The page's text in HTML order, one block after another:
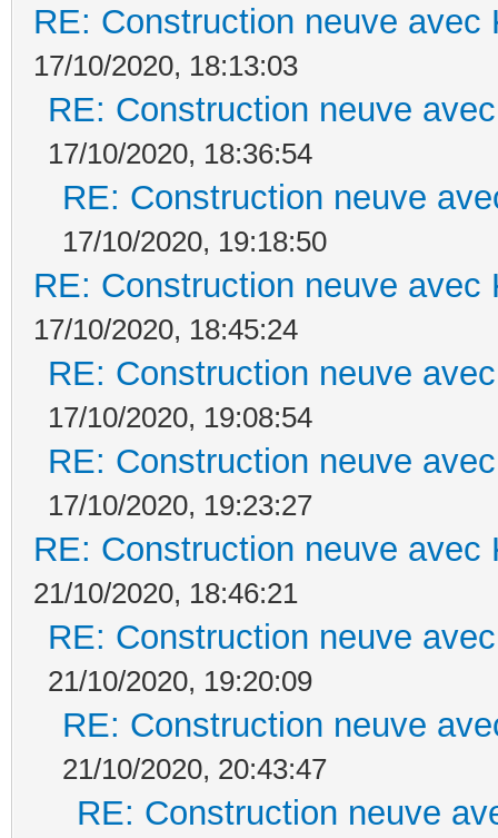
RE: Construction neuve avec
17/10/2020, 18:13:03
RE: Construction neuve
17/10/2020, 18:36:54
RE: Construction neuve
17/10/2020, 19:18:50
RE: Construction neuve avec
17/10/2020, 18:45:24
RE: Construction neuve
17/10/2020, 19:08:54
RE: Construction neuve
17/10/2020, 19:23:27
RE: Construction neuve avec
21/10/2020, 18:46:21
RE: Construction neuve
21/10/2020, 19:20:09
RE: Construction neuve
21/10/2020, 20:43:47
RE: Construction neuve